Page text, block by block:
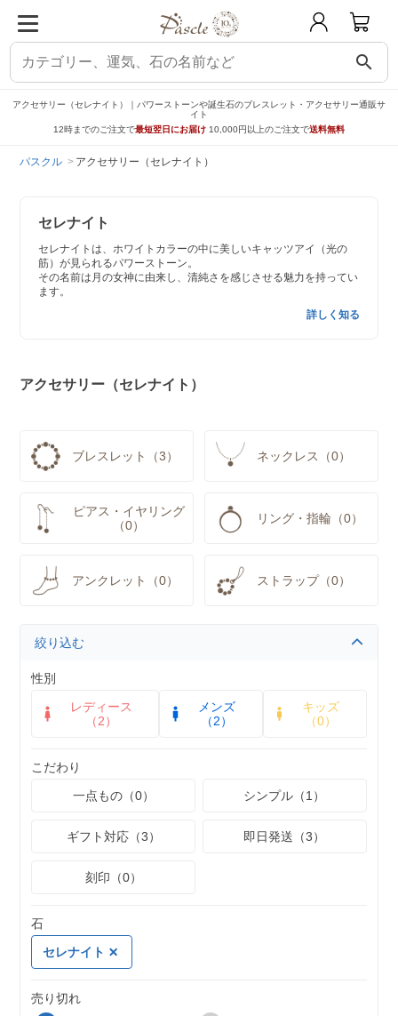
search
アクセサリー（セレナイト）｜パワーストーンや誕生石のブレスレット・アクセサリー通販サ
イト
12時までのご注文で最短翌日にお届け 10,000円以上のご注文で送料無料
パスクル アクセサリー（セレナイト）
セレナイト
セレナイトは、ホワイトカラーの中に美しいキャッツアイ（光の
筋）が見られるパワーストーン。
その名前は月の女神に由来し、清純さを感じさせる魅力を持ってい
ます。
詳しく知る
アクセサリー（セレナイト）
ブレスレット（3） ネックレス（0）
ピアス・イヤリング
（0）
リング・指輪（0）
アンクレット（0） ストラップ（0）
絞り込む
性別
レディース
（2）
メンズ
（2）
キッズ
（0）
こだわり
一点もの（0）
シンプル（1）
ギフト対応（3） 即日発送（3）
刻印（0）
石
セレナイト
売り切れ